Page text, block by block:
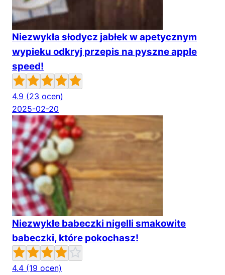
Niezwykła słodycz jabłek w apetycznym
wypieku odkryj przepis na pyszne apple
speed!
4.9 (23 ocen)
2025-02-20
Niezwykłe babeczki nigelli smakowite
babeczki, które pokochasz!
4.4 (19 ocen)